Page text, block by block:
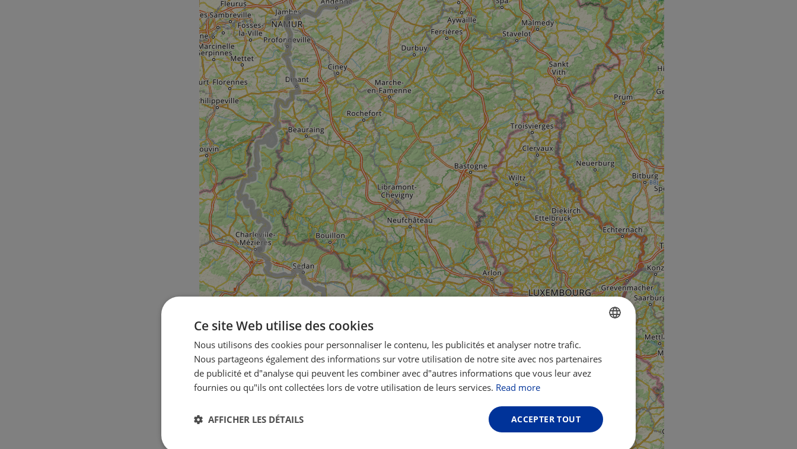
FRENCH
Ce site Web utilise des cookies
Nous utilisons des cookies pour personnaliser le contenu, les publicités et analyser notre trafic.
Nous partageons également des informations sur votre utilisation de notre site avec nos partenaires
de publicité et d"analyse qui peuvent les combiner avec d"autres informations que vous leur avez
fournies ou qu"ils ont collectées lors de votre utilisation de leurs services. Read more
ACCEPTER TOUT
AFFICHER LES DÉTAILS